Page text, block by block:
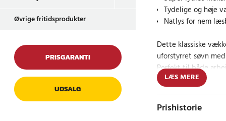
Øvrige fritidsprodukter
PRISGARANTI
UDSALG
Tydelige og høje
Natlys for nem
Dette klassiske
uforstyrret søvn
Perfekt til både
forstyrret af tikkende
en hvid urskive,
om natten takket
batteri (medfølger
LÆS MERE
Prishistorie